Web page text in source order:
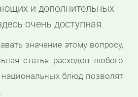
и дополнительных
очень доступная.
значение этому вопросу,
статья расходов любого
блюд позволят